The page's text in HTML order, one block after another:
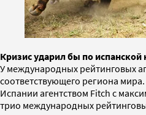
Кризис ударил бы по
У международных рейтинговых
соответствующего региона
Испании агентством Fitch с
трио международных